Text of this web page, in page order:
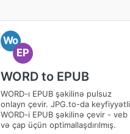
Wo
EP
WORD to EPUB
WORD-ı EPUB şəkilinə pulsuz
onlayn çevir. JPG.to-da keyfiyyətli
WORD-i EPUB şəkilinə çevir - veb
və çap üçün optimallaşdırılmış.